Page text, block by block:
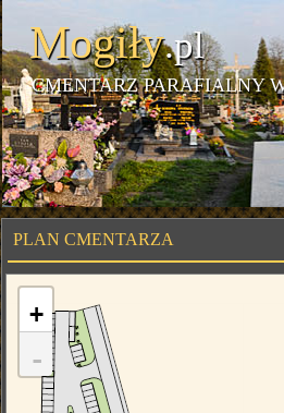
Mogiły.pl
CMENTARZ PARAFIALNY
PLAN CMENTARZA
+
-